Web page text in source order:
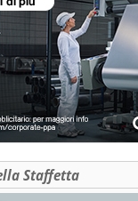
per domani'
Staffetta